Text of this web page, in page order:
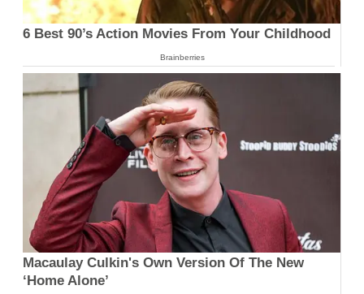
6 Best 90’s Action Movies From Your Childhood
Brainberries
Macaulay Culkin's Own Version Of The New
‘Home Alone’